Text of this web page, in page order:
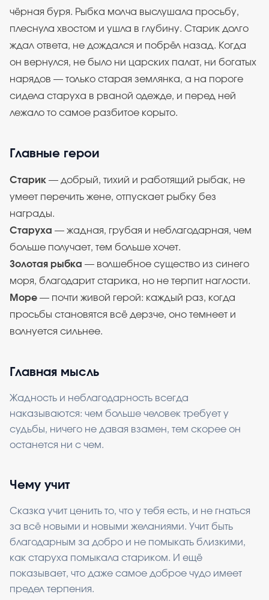
чёрная буря. Рыбка молча выслушала просьбу,
плеснула хвостом и ушла в глубину. Старик долго
ждал ответа, не дождался и побрёл назад. Когда
он вернулся, не было ни царских палат, ни богатых
нарядов — только старая землянка, а на пороге
сидела старуха в рваной одежде, и перед ней
лежало то самое разбитое корыто.
Главные герои
Старик — добрый, тихий и работящий рыбак, не
умеет перечить жене, отпускает рыбку без
награды.
Старуха — жадная, грубая и неблагодарная, чем
больше получает, тем больше хочет.
Золотая рыбка — волшебное существо из синего
моря, благодарит старика, но не терпит наглости.
Море — почти живой герой: каждый раз, когда
просьбы становятся всё дерзче, оно темнеет и
волнуется сильнее.
Главная мысль
Жадность и неблагодарность всегда
наказываются: чем больше человек требует у
судьбы, ничего не давая взамен, тем скорее он
останется ни с чем.
Чему учит
Сказка учит ценить то, что у тебя есть, и не гнаться
за всё новыми и новыми желаниями. Учит быть
благодарным за добро и не помыкать близкими,
как старуха помыкала стариком. И ещё
показывает, что даже самое доброе чудо имеет
предел терпения.